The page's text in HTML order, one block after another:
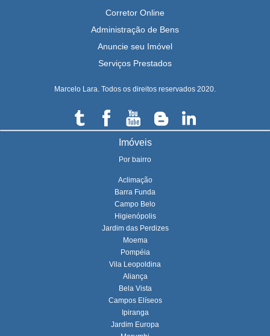
Corretor Online
Administração de Bens
Anuncie seu Imóvel
Serviços Prestados
Marcelo Lara. Todos os direitos reservados 2020.
Imóveis
Por bairro
Aclimação
Barra Funda
Campo Belo
Higienópolis
Jardim das Perdizes
Moema
Pompéia
Vila Leopoldina
Aliança
Bela Vista
Campos Elíseos
Ipiranga
Jardim Europa